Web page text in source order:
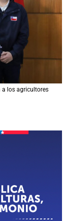
a los agricultores